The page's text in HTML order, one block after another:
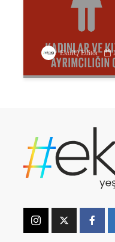
EkoIQ Editör